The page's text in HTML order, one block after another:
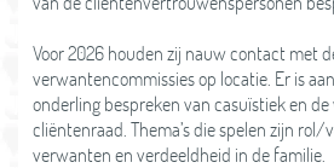
Voor 2026 houden zij nauw contact met
verwantencommissies op locatie. Er is
onderling bespreken van casuïstiek en
cliëntenraad. Thema’s die spelen zijn
verwanten en verdeeldheid in de familie.